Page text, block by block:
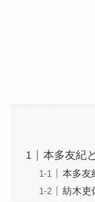
本多友紀
本多友
紡木吏